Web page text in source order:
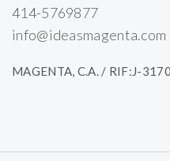
414-5769877
info@ideasmagenta.com
MAGENTA, C.A. / RIF:J-